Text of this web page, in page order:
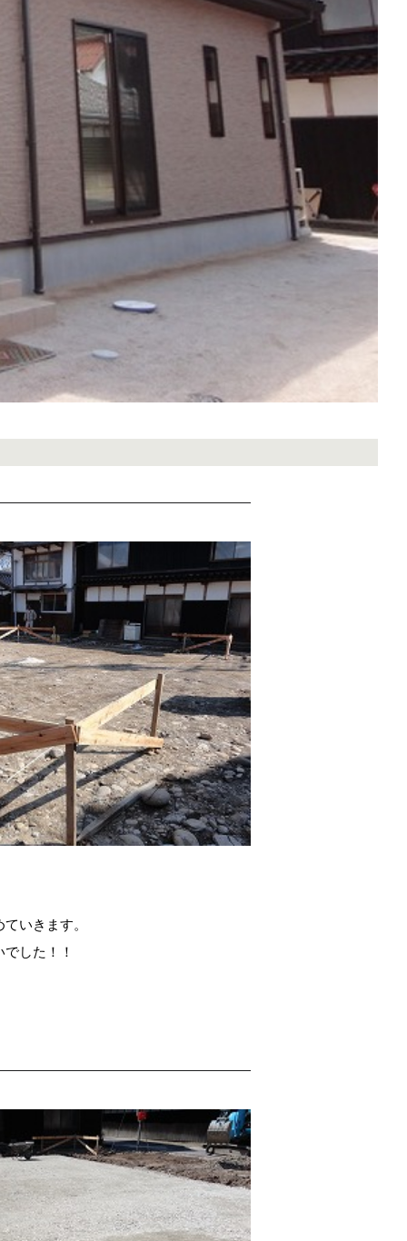
いきます。
した！！